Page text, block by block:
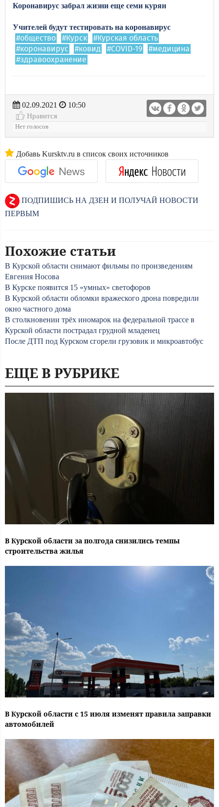
Коронавирус забрал жизни еще семи курян
Учителей будут тестировать на коронавирус
#общество #Курск
#Курская область
#коронавирус
#ковид #COVID-19
#медицина
#здравоохранение
02.09.2021
10:50
Нравится
Нет голосов
Добавь Kursktv.ru в список своих источников
ПОДПИШИСЬ НА ДЗЕН И ПОЛУЧАЙ НОВОСТИ
ПЕРВЫМ
Похожие статьи
В Курской области снимают фильмы по произведениям
Евгения Носова
В Курске появится 15 «умных» светофоров
В Курской области обломки вражеского дрона повредили
окно частного дома
В столкновении трёх иномарок на федеральной трассе в
Курской области пострадал грудной младенец
После ДТП под Курском сгорели грузовик и микроавтобус
ЕЩЕ В РУБРИКЕ
В Курской области за полгода снизились темпы
строительства жилья
В Курской области с 15 июля изменят правила заправки
автомобилей